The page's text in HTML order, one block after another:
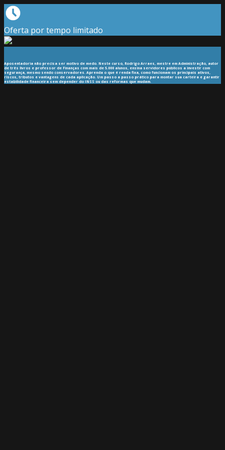
Oferta por tempo limitado
Aposentadoria não precisa ser motivo de medo. Neste curso, Rodrigo Arraes, mestre em Administração, autor
de três livros e professor de Finanças com mais de 5.000 alunos, ensina servidores públicos a investir com
segurança, mesmo sendo conservadores. Aprenda o que é renda fixa, como funcionam os principais ativos,
riscos, tributos e vantagens de cada aplicação. Um passo a passo prático para montar sua carteira e garantir
estabilidade financeira sem depender do INSS ou das reformas que mudam.